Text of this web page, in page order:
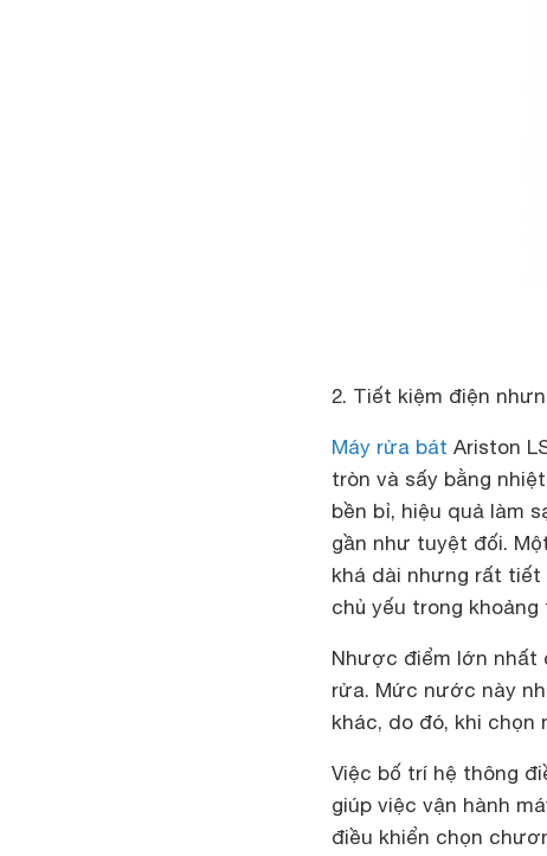
2. Tiết kiệm điện
Máy rửa bát Ariston
tròn và sấy bằng
bền bỉ, hiệu quả làm
gần như tuyệt đối.
khá dài nhưng rất tiết
chủ yếu trong
Nhược điểm lớn nhất
rửa. Mức nước này
khác, do đó, khi chọn
Việc bố trí hệ thông
giúp việc vận hành
điều khiển chọn